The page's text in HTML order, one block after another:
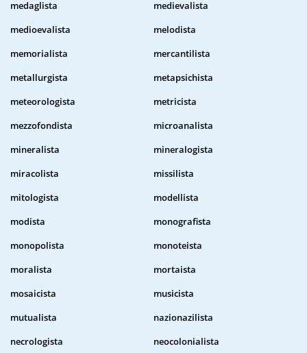
medaglista
medievalista
medioevalista
melodista
memorialista
mercantilista
metallurgista
metapsichista
meteorologista
metricista
mezzofondista
microanalista
mineralista
mineralogista
miracolista
missilista
mitologista
modellista
modista
monografista
monopolista
monoteista
moralista
mortaista
mosaicista
musicista
mutualista
nazionazilista
necrologista
neocolonialista